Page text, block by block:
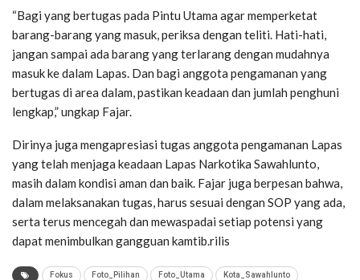
“Bagi yang bertugas pada Pintu Utama agar memperketat
barang-barang yang masuk, periksa dengan teliti. Hati-hati,
jangan sampai ada barang yang terlarang dengan mudahnya
masuk ke dalam Lapas. Dan bagi anggota pengamanan yang
bertugas di area dalam, pastikan keadaan dan jumlah penghuni
lengkap,” ungkap Fajar.
Dirinya juga mengapresiasi tugas anggota pengamanan Lapas
yang telah menjaga keadaan Lapas Narkotika Sawahlunto,
masih dalam kondisi aman dan baik. Fajar juga berpesan bahwa,
dalam melaksanakan tugas, harus sesuai dengan SOP yang ada,
serta terus mencegah dan mewaspadai setiap potensi yang
dapat menimbulkan gangguan kamtib.rilis
Fokus Foto_Pilihan Foto_Utama Kota_Sawahlunto